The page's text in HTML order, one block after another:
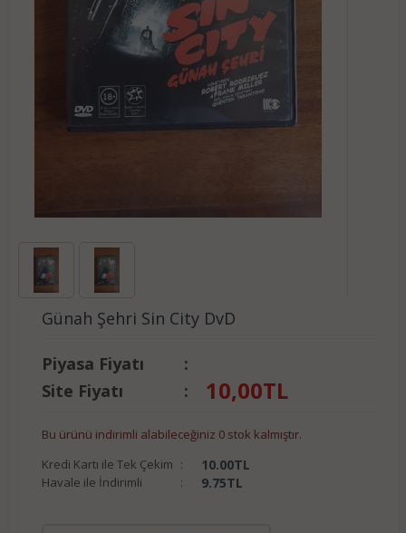
Günah Şehri Sin City DvD
Piyasa Fiyatı
:
Site Fiyatı
: 10,00TL
Bu ürünü indirimli alabileceğiniz 0 stok kalmıştır.
Kredi Kartı ile Tek Çekim : 10.00TL
Havale ile İndirimli : 9.75TL